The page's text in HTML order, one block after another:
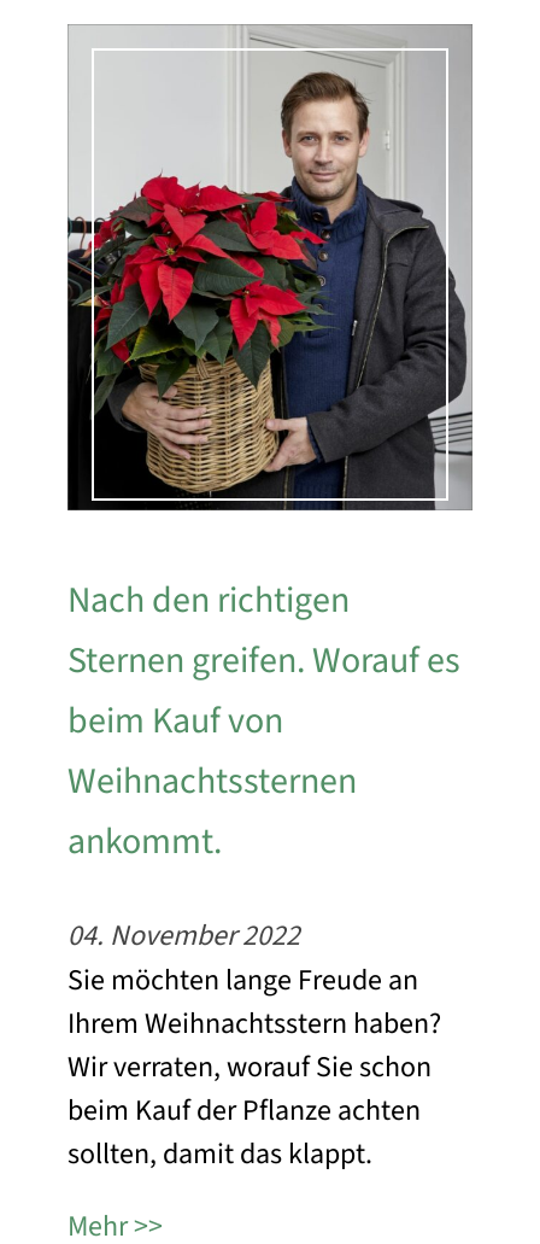
Nach den richtigen
Sternen greifen. Worauf es
beim Kauf von
Weihnachtssternen
ankommt.
04. November 2022
Sie möchten lange Freude an
Ihrem Weihnachtsstern haben?
Wir verraten, worauf Sie schon
beim Kauf der Pflanze achten
sollten, damit das klappt.
Mehr